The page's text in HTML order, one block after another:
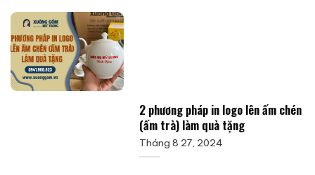
2 phương pháp in logo lên ấm chén
(ấm trà) làm quà tặng
Tháng 8 27, 2024